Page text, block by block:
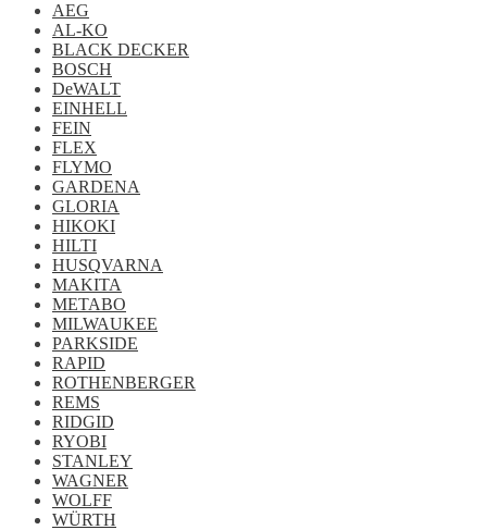
AEG
AL-KO
BLACK DECKER
BOSCH
DeWALT
EINHELL
FEIN
FLEX
FLYMO
GARDENA
GLORIA
HIKOKI
HILTI
HUSQVARNA
MAKITA
METABO
MILWAUKEE
PARKSIDE
RAPID
ROTHENBERGER
REMS
RIDGID
RYOBI
STANLEY
WAGNER
WOLFF
WÜRTH